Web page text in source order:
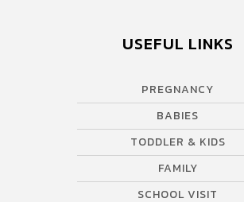
USEFUL LINKS
PREGNANCY
BABIES
TODDLER & KIDS
FAMILY
SCHOOL VISIT